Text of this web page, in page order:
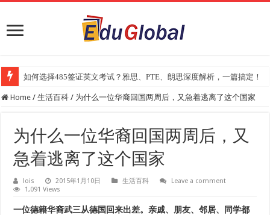
如何选择485签证英文考试？雅思、PTE、朗思深度解析，一篇搞定！
2025年《澳洲金融评论报》大学排名出炉：一份关乎本地就业与声誉的
Home / 生活百科 / 为什么一位华裔回国两周后，又急着逃离了这个国家
为什么一位华裔回国两周后，又
急着逃离了这个国家
lois 2015年1月10日 生活百科
Leave a comment
1,091 Views
一位德籍华裔武三从德国回来出差。亲戚、朋友、邻居、同学都